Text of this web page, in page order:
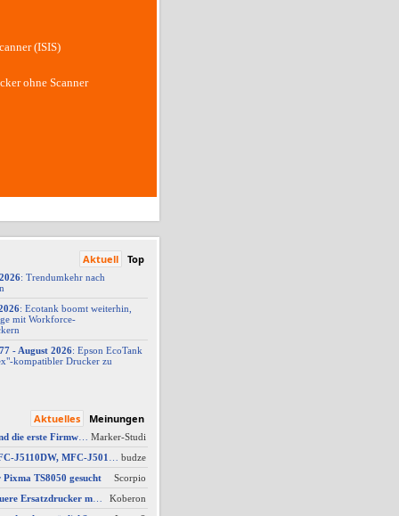
(ISIS)
ohne Scanner
Aktuell Top
: Trendumkehr nach
: Ecotank boomt weiterhin,
mit Workforce-​
-​ August 2026: Epson EcoTank
​kompatibler Drucker zu
Aktuelles Meinungen
AW #16: Hat jemand die erste Firmware für ein Downgrade?
Marker-Studi
budze
TS8050 gesucht
Scorpio
AW #4: Welcher neuere Ersatzdrucker möglich?
Koberon